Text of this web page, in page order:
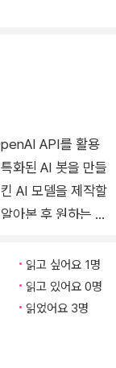
애플리케이션 개
화된 AI 봇을 만들
AI 모델을 제작할
아본 후 원하는 결
이썬과 자바스크
드 툴 사용법은 물
도 알려준다. AI가
읽고 싶어요 1명
읽고 있어요 0명
읽었어요 3명